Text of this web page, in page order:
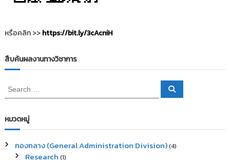
า
น
จั
หรือคลิก >>https://bit.ly/3cAcniH
สืบค้นผลงานทางวิชาการ
e
r
c
f
S
หมวดหมู่
กองกลาง (General Administration Division)(4)
Research (1)